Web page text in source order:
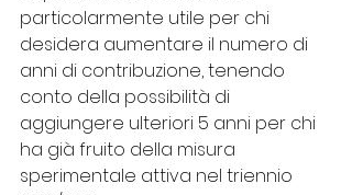
particolarmente utile per chi
desidera aumentare il numero di
anni di contribuzione, tenendo
conto della possibilità di
aggiungere ulteriori 5 anni per chi
ha già fruito della misura
sperimentale attiva nel triennio